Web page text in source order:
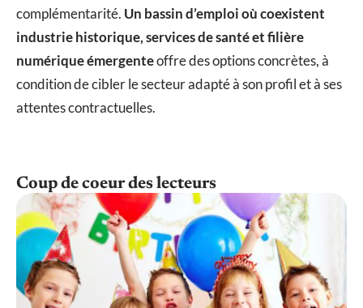
complémentarité. Un bassin d’emploi où coexistent
industrie historique, services de santé et filière
numérique émergenteoffre des options concrètes, à
condition de cibler le secteur adapté à son profil et à ses
attentes contractuelles.
Coup de coeur des lecteurs